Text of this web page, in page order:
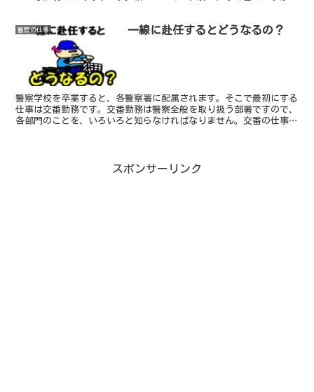
警察の仕事 一線に赴任するとどうなるの？
警察学校を卒業すると、各警察署に配属されます。そこで最初にする
仕事は交番勤務です。交番勤務は警察全般を取り扱う部署ですので、
各部門のことを、いろいろと知らなければなりません。交番の仕事を
スポンサーリンク